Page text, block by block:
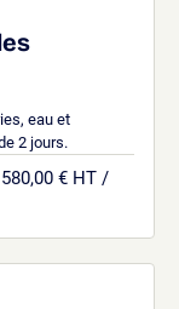
eau et
2 jours.
€ HT /